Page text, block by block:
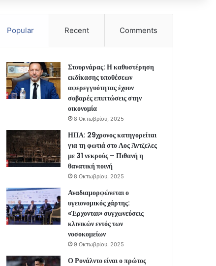
Popular Recent Comments
Στουρνάρας: Η καθυστέρηση
εκδίκασης υποθέσεων
αφερεγγυότητας έχουν
σοβαρές επιπτώσεις στην
οικονομία
8 Οκτωβρίου, 2025
ΗΠΑ: 29χρονος κατηγορείται
για τη φωτιά στο Λος Άντζελες
με 31 νεκρούς – Πιθανή η
θανατική ποινή
8 Οκτωβρίου, 2025
Αναδιαμορφώνεται ο
υγειονομικός χάρτης:
«Έρχονται» συγχωνεύσεις
κλινικών εντός των
νοσοκομείων
9 Οκτωβρίου, 2025
Ο Ρονάλντο είναι ο πρώτος